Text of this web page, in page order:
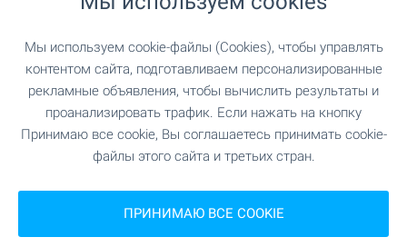
Ресторан "Този Онзи" 25 м (1 мин.)
Ресторан "Eddy's" 25 м (1 мин.)
"E-Motion" 472 м (6 мин.)
"Inbet" 326 м (4 мин.)
Мы используем cookie-файлы (Cookies), чтобы управлять
контентом сайта, подготавливаем персонализированные
рекламные объявления, чтобы вычислить результаты и
проанализировать трафик. Если нажать на кнопку
Принимаю все cookie, Вы соглашаетесь принимать cookie-
файлы этого сайта и третьих стран.
ПРИНИМАЮ ВСЕ COOKIE